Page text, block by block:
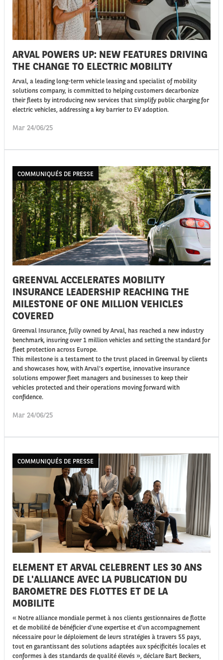
ARVAL POWERS UP: NEW FEATURES DRIVING
THE CHANGE TO ELECTRIC MOBILITY
Arval, a leading long-term vehicle leasing and specialist of mobility
solutions company, is committed to helping customers decarbonize
their fleets by introducing new services that simplify public charging for
electric vehicles, addressing a key barrier to EV adoption.
Mar 24/06/25
COMMUNIQUÉS DE PRESSE
GREENVAL ACCELERATES MOBILITY
INSURANCE LEADERSHIP REACHING THE
MILESTONE OF ONE MILLION VEHICLES
COVERED
Greenval Insurance, fully owned by Arval, has reached a new industry
benchmark, insuring over 1 million vehicles and setting the standard for
fleet protection across Europe.
This milestone is a testament to the trust placed in Greenval by clients
and showcases how, with Arval’s expertise, innovative insurance
solutions empower fleet managers and businesses to keep their
vehicles protected and their operations moving forward with
confidence.
Mar 24/06/25
COMMUNIQUÉS DE PRESSE
ELEMENT ET ARVAL CELEBRENT LES 30 ANS
DE L'ALLIANCE AVEC LA PUBLICATION DU
BAROMETRE DES FLOTTES ET DE LA
MOBILITE
« Notre alliance mondiale permet à nos clients gestionnaires de flotte
et de mobilité de bénéficier d’une expertise et d’un accompagnement
nécessaire pour le déploiement de leurs stratégies à travers 55 pays,
tout en garantissant des solutions adaptées aux spécificités locales et
conformes à des standards de qualité élevés », déclare Bart Beckers,